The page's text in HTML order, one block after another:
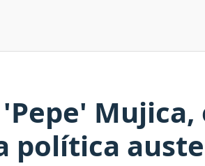
'Pepe'
política